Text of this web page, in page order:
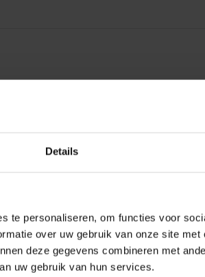
Details
te personaliseren, om functies voor
over uw gebruik van onze site
deze gegevens combineren met
uw gebruik van hun services.
pour que vous puissiez respirer
aucun entretien.
anti-poussière pratiques et
facial texturé, sans silicone, est
prête à l'emploi avec les masques
ce qui vous permet de respirer plus